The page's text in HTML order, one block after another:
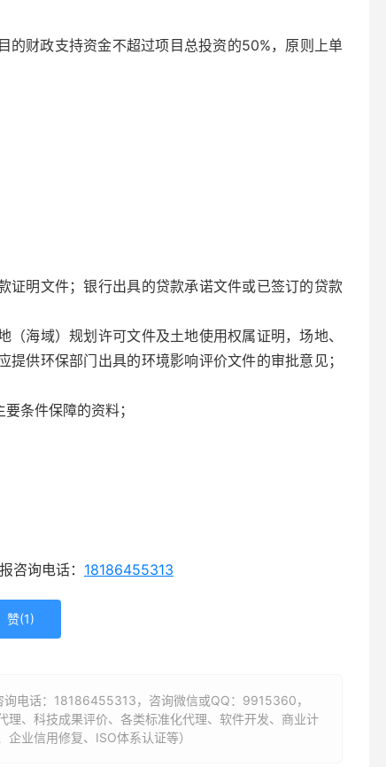
的财政支持资金不超过项目总投资的50%，原则上单
证明文件；银行出具的贷款承诺文件或已签订的贷款
（海域）规划许可文件及土地使用权属证明，场地、
供环保部门出具的环境影响评价文件的审批意见；
条件保障的资料；
咨询电话： 18186455313
赞(1)
电话： 18186455313，咨询微信或QQ：9915360，
理、科技成果评价、各类标准化代理、软件开发、商业计
业信用修复、ISO体系认证等）